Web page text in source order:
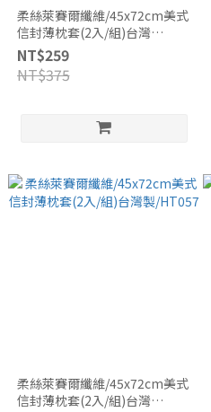
柔絲萊賽爾纖維/45x72cm美式
信封薄枕套(2入/組)台灣
製/HT058
NT$259
NT$375
柔絲萊賽爾纖維/45x72cm美式
信封薄枕套(2入/組)台灣